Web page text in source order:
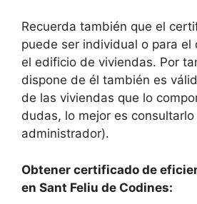
Recuerda también que el
puede ser individual o para
el edificio de viviendas. Por
dispone de él también es
de las viviendas que lo
dudas, lo mejor es consultarlo
administrador).
Obtener certificado de
en Sant Feliu de Codines: